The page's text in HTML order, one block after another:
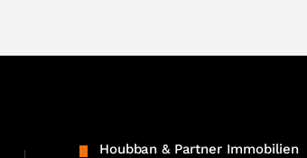
Houbban & Partner Immobilien